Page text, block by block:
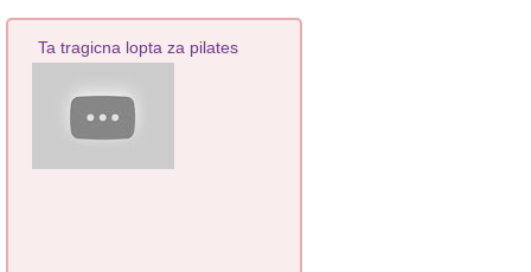
Ta tragicna lopta za pilates